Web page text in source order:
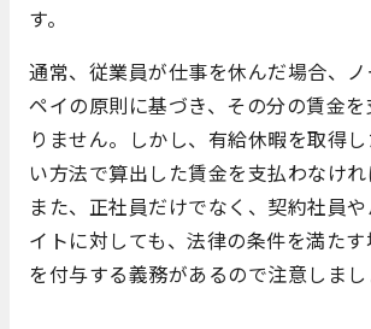
す。
通常、従業員が仕事を休んだ場合、
ペイの原則に基づき、その分の賃金
りません。しかし、有給休暇を取得
い方法で算出した賃金を支払わなけれ
また、正社員だけでなく、契約社員
イトに対しても、法律の条件を満た
を付与する義務があるので注意しまし